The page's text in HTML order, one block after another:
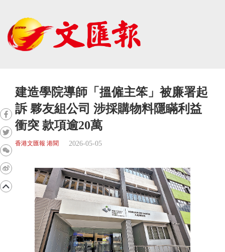
建造學院導師「搵僱主笨」被廉署起
訴 夥友組公司 涉採購物料隱瞞利益
衝突 款項逾20萬
香港文匯報 港聞 2026-05-05